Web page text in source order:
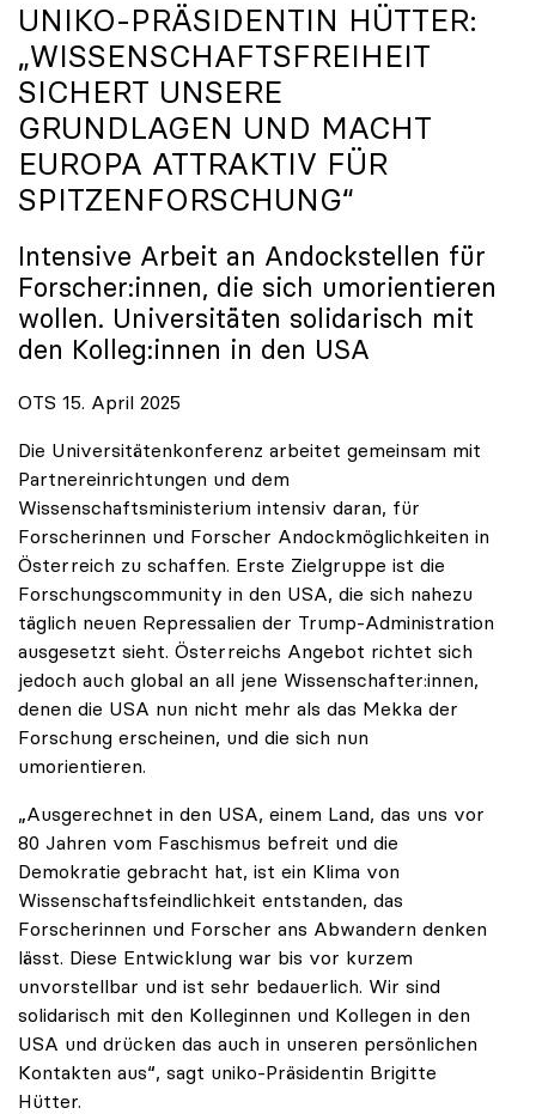
UNIKO-PRÄSIDENTIN HÜTTER:
„WISSENSCHAFTSFREIHEIT
SICHERT UNSERE
GRUNDLAGEN UND MACHT
EUROPA ATTRAKTIV FÜR
SPITZENFORSCHUNG“
Intensive Arbeit an Andockstellen für
Forscher:innen, die sich umorientieren
wollen. Universitäten solidarisch mit
den Kolleg:innen in den USA
OTS 15. April 2025
Die Universitätenkonferenz arbeitet gemeinsam mit
Partnereinrichtungen und dem
Wissenschaftsministerium intensiv daran, für
Forscherinnen und Forscher Andockmöglichkeiten in
Österreich zu schaffen. Erste Zielgruppe ist die
Forschungscommunity in den USA, die sich nahezu
täglich neuen Repressalien der Trump-Administration
ausgesetzt sieht. Österreichs Angebot richtet sich
jedoch auch global an all jene Wissenschafter:innen,
denen die USA nun nicht mehr als das Mekka der
Forschung erscheinen, und die sich nun
umorientieren.
„Ausgerechnet in den USA, einem Land, das uns vor
80 Jahren vom Faschismus befreit und die
Demokratie gebracht hat, ist ein Klima von
Wissenschaftsfeindlichkeit entstanden, das
Forscherinnen und Forscher ans Abwandern denken
lässt. Diese Entwicklung war bis vor kurzem
unvorstellbar und ist sehr bedauerlich. Wir sind
solidarisch mit den Kolleginnen und Kollegen in den
USA und drücken das auch in unseren persönlichen
Kontakten aus“, sagt uniko-Präsidentin Brigitte
Hütter.